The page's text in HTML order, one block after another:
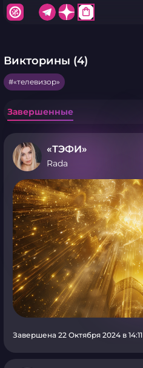
shopping_bag
Викторины (4)
«телевизор»
Завершенные
«ТЭФИ»
Rada
Завершена 22 Октября 2024 в 14:11